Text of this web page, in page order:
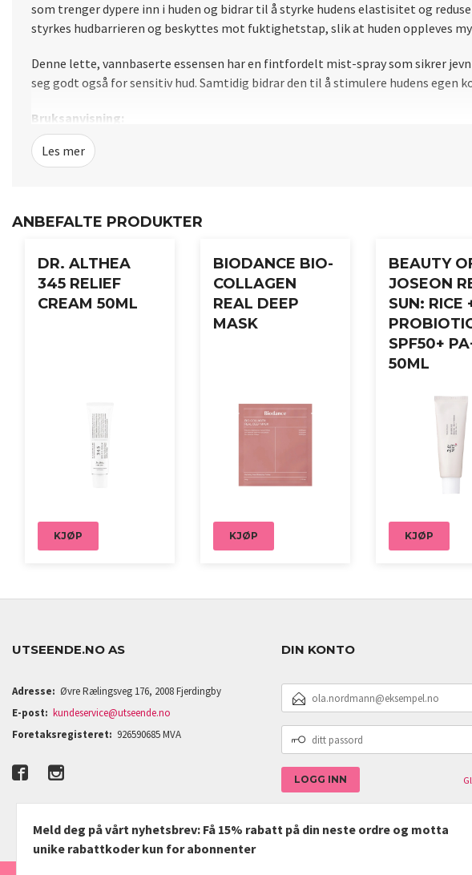
som trenger dypere inn i huden og bidrar til å styrke hudens elastisitet og
styrkes hudbarrieren og beskyttes mot fuktighetstap, slik at huden oppleves
Denne lette, vannbaserte essensen har en fintfordelt mist-spray som sikrer
seg godt også for sensitiv hud. Samtidig bidrar den til å stimulere hudens
Bruksanvisning:
Spray essensen over hele ansiktet fra ca. 20 cm avstand, og klapp forsiktig inn
Les mer
ANBEFALTE PRODUKTER
DR. ALTHEA
345 RELIEF
CREAM 50ML
KJØP
BIODANCE BIO-
COLLAGEN
REAL DEEP
MASK
KJØP
BEAUTY
JOSEON
SUN: RICE
SPF50+
50ML
KJØP
UTSEENDE.NO AS
Adresse: Øvre Rælingsveg 176, 2008 Fjerdingby
E-post: kundeservice@utseende.no
Foretaksregisteret: 926590685 MVA
DIN KONTO
POSTADRESSE
PASSORD
Meld deg på vårt nyhetsbrev: Få 15% rabatt på din neste ordre og motta
unike rabattkoder kun for abonnenter